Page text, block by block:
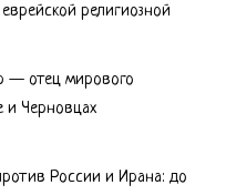
религиозной
— отец мирового
и Черновцах
России и Ирана: до